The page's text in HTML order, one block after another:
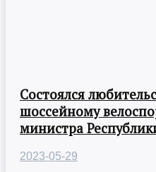
Состоялся
шоссейному
министра
2023-05-29